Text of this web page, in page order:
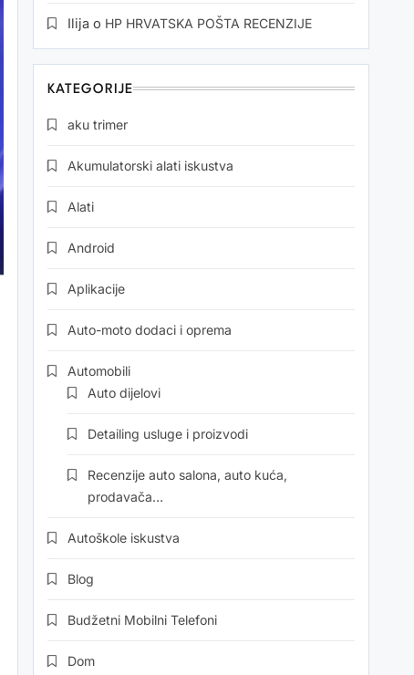
Ilija o HP HRVATSKA POŠTA RECENZIJE
KATEGORIJE
aku trimer
Akumulatorski alati iskustva
Alati
Android
Aplikacije
Auto-moto dodaci i oprema
Automobili
Auto dijelovi
Detailing usluge i proizvodi
Recenzije auto salona, auto kuća,
prodavača…
Autoškole iskustva
Blog
Budžetni Mobilni Telefoni
Dom